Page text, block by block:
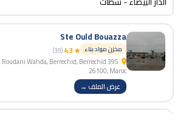
Ste Ould Bouazza
مخزن مواد بناء ★ 4.3
(39)
Roudani Wahda, Berrechid, Berrechid
26100, Maroc
عرض الملف →
BizNiz.ma